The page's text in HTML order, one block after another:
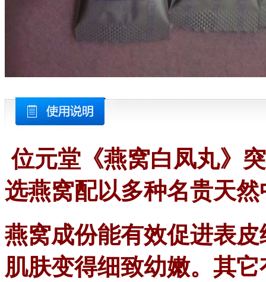
位元堂《燕窝白凤丸》
选燕窝配以多种名贵天
燕窝成份能有效促进表
肌肤变得细致幼嫩。其